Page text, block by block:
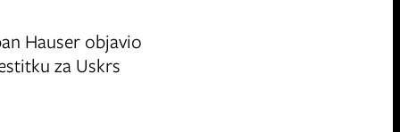
Hauser objavio
za Uskrs